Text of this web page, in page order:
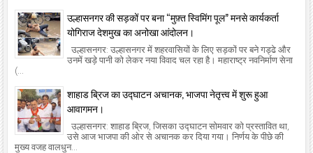
उल्हासनगर की सड़कों पर बना “मुफ़्त स्विमिंग पूल” मनसे कार्यकर्ता
योगिराज देशमुख का अनोखा आंदोलन।
उल्हासनगर: उल्हासनगर में शहरवासियों के लिए सड़कों पर बने गड्ढे और
उनमें खड़े पानी को लेकर नया विवाद चल रहा है। महाराष्ट्र नवनिर्माण सेना
(...
शाहाड ब्रिज का उद्घाटन अचानक, भाजपा नेतृत्त्व में शुरू हुआ
आवागमन।
उल्हासनगर: शाहाड ब्रिज, जिसका उद्घाटन सोमवार को प्रस्तावित था,
उसे आज भाजपा की ओर से अचानक कर दिया गया। निर्णय के पीछे की
मुख्य वजह वालधुन...